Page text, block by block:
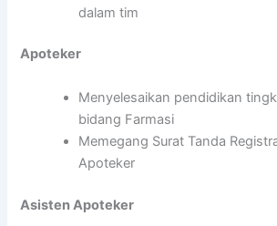
dalam tim
Apoteker
Menyelesaikan pendidikan
bidang Farmasi
Memegang Surat Tanda
Apoteker
Asisten Apoteker